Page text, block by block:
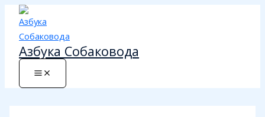
Перейти
содержимому
Азбука Собаковода